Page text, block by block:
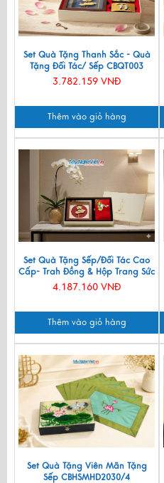
Set Quà Tặng Thanh Sắc - Quà
Tặng Đối Tác/ Sếp CBQT003
3.782.159 VNĐ
Thêm vào giỏ hàng
Set Quà Tặng Sếp/Đối Tác Cao
Cấp- Trah Đồng & Hộp Trang Sức
Sơn Mài CBQT004
4.187.160 VNĐ
Thêm vào giỏ hàng
Set Quà Tặng Viên Mãn Tặng
Sếp CBHSMHD2030/4